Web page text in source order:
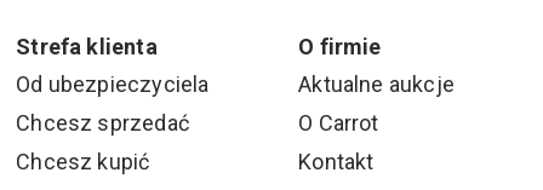
Strefa klienta
O firmie
Od ubezpieczyciela
Chcesz sprzedać
Chcesz kupić
Aktualne aukcje
O Carrot
Kontakt